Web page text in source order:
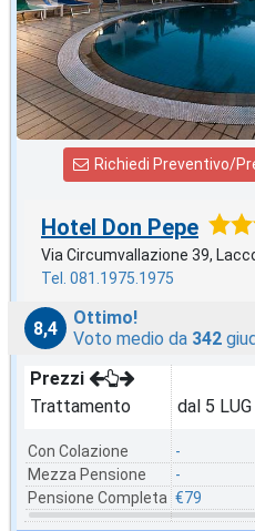
Richiedi Preventivo/
Hotel Don Pepe
Via Circumvallazione 39,
Tel. 081.1975.1975
8,4
Ottimo!
Voto medio da 342
Prezzi
Trattamento
Con Colazione
Mezza Pensione
Pensione Completa
dal 5 LUG
-
-
€79